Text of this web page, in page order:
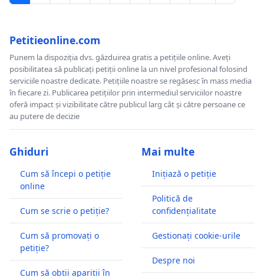
Petitieonline.com
Punem la dispoziția dvs. găzduirea gratis a petițiile online. Aveți
posibilitatea să publicați petiții online la un nivel profesional folosind
serviciile noastre dedicate. Petițiile noastre se regăsesc în mass media
în fiecare zi. Publicarea petițiilor prin intermediul serviciilor noastre
oferă impact și vizibilitate către publicul larg cât și către persoane ce
au putere de decizie
Ghiduri
Cum să începi o petiție
online
Cum se scrie o petiție?
Cum să promovați o
petiție?
Cum să obții apariții în
Mai multe
Inițiază o petiție
Politică de
confidențialitate
Gestionați cookie-urile
Despre noi